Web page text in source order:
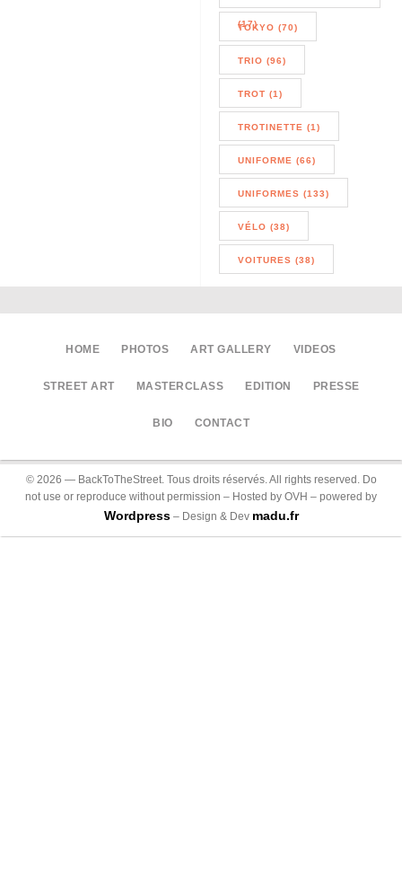
(17)
TOKYO (70)
TRIO (96)
TROT (1)
TROTINETTE (1)
UNIFORME (66)
UNIFORMES (133)
VÉLO (38)
VOITURES (38)
HOME PHOTOS ART GALLERY VIDEOS
STREET ART MASTERCLASS EDITION PRESSE
BIO CONTACT
© 2026 — BackToTheStreet. Tous droits réservés. All rights reserved. Do
not use or reproduce without permission – Hosted by OVH – powered by
Wordpress– Design & Dev madu.fr